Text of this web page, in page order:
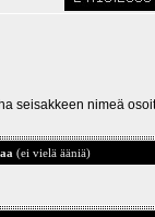
seisakkeen nimeä
(ei vielä ääniä)